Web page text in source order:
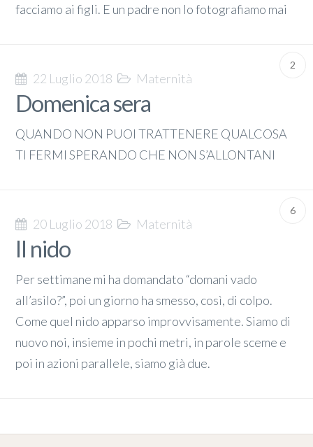
facciamo ai figli. E un padre non lo fotografiamo mai
2
22 Luglio 2018 Maternità
Domenica sera
QUANDO NON PUOI TRATTENERE QUALCOSA
TI FERMI SPERANDO CHE NON S’ALLONTANI
6
20 Luglio 2018 Maternità
Il nido
Per settimane mi ha domandato “domani vado
all’asilo?”, poi un giorno ha smesso, così, di colpo.
Come quel nido apparso improvvisamente. Siamo di
nuovo noi, insieme in pochi metri, in parole sceme e
poi in azioni parallele, siamo già due.